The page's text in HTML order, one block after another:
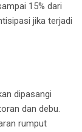
15% dari
jika terjadi
dipasangi
dan debu.
rumput